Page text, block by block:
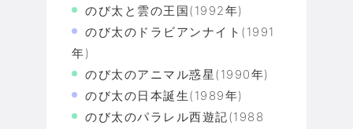
のび太と雲の王国(1992年)
のび太のドラビアンナイト(1991
年)
のび太のアニマル惑星(1990年)
のび太の日本誕生(1989年)
のび太のパラレル西遊記(1988